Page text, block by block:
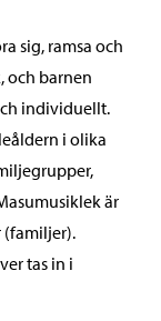
sig, ramsa och
och barnen
individuellt.
i olika
är
tas in i